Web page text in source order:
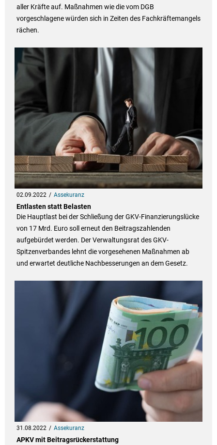
aller Kräfte auf. Maßnahmen wie die vom DGB
vorgeschlagene würden sich in Zeiten des Fachkräftemangels
rächen.
02.09.2022 Assekuranz
Entlasten statt Belasten
Die Hauptlast bei der Schließung der GKV-Finanzierungslücke
von 17 Mrd. Euro soll erneut den Beitragszahlenden
aufgebürdet werden. Der Verwaltungsrat des GKV-
Spitzenverbandes lehnt die vorgesehenen Maßnahmen ab
und erwartet deutliche Nachbesserungen an dem Gesetz.
31.08.2022 Assekuranz
APKV mit Beitragsrückerstattung